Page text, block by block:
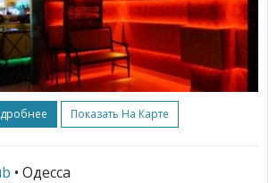
Показать На Карте
• Одесса